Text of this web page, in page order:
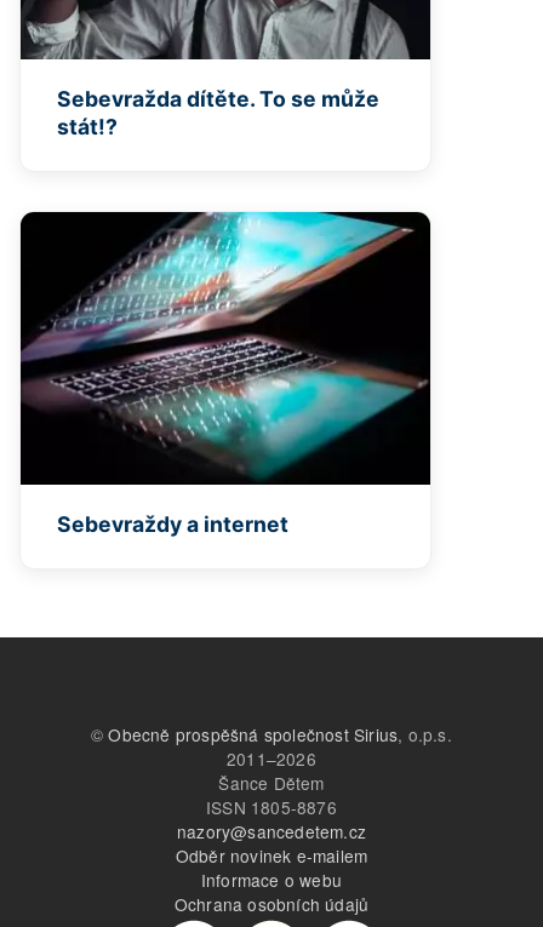
Sebevražda dítěte. To se může
stát!?
Sebevraždy a internet
©Obecně prospěšná společnost Sirius, o.p.s.
2011–2026
Šance Dětem
ISSN 1805-8876
nazory@sancedetem.cz
Odběr novinek e-mailem
Informace o webu
Ochrana osobních údajů